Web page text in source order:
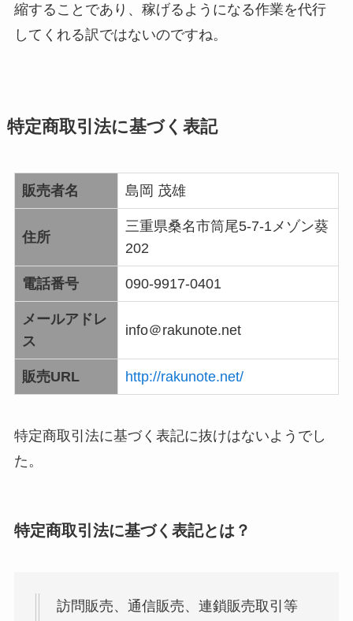
縮することであり、稼げるようになる作業を代行
してくれる訳ではないのですね。
特定商取引法に基づく表記
販売者名 島岡 茂雄
住所
三重県桑名市筒尾5-7-1メゾン葵
202
電話番号 090-9917-0401
メールアドレ
ス
info＠rakunote.net
販売URL http://rakunote.net/
特定商取引法に基づく表記に抜けはないようでし
た。
特定商取引法に基づく表記とは？
訪問販売、通信販売、連鎖販売取引等